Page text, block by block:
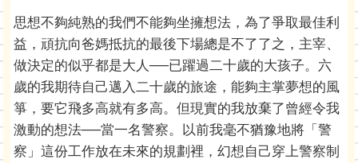
思想不夠純熟的我們不能夠坐擁想法，為了爭取最佳利
益，頑抗向爸媽抵抗的最後下場總是不了了之，主宰、
做決定的似乎都是大人──已躍過二十歲的大孩子。六
歲的我期待自己邁入二十歲的旅途，能夠主掌夢想的風
箏，要它飛多高就有多高。但現實的我放棄了曾經令我
激動的想法──當一名警察。以前我毫不猶豫地將「警
察」這份工作放在未來的規劃裡，幻想自己穿上警察制